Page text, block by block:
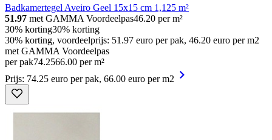
Badkamertegel Aveiro Geel 15x15 cm 1,125 m²
51.97 met GAMMA Voordeelpas46.20 per m²
30% korting30% korting
30% korting, voordeelprijs: 51.97 euro per pak, 46.20 euro per m2
met GAMMA Voordeelpas
per pak74.2566.00 per m²
Prijs: 74.25 euro per pak, 66.00 euro per m2